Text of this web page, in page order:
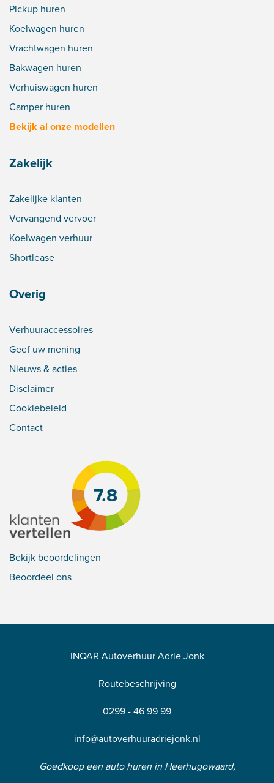
Pickup huren
Koelwagen huren
Vrachtwagen huren
Bakwagen huren
Verhuiswagen huren
Camper huren
Bekijk al onze modellen
Zakelijk
Zakelijke klanten
Vervangend vervoer
Koelwagen verhuur
Shortlease
Overig
Verhuuraccessoires
Geef uw mening
Nieuws & acties
Disclaimer
Cookiebeleid
Contact
7.8
Bekijk beoordelingen
Beoordeel ons
INQAR Autoverhuur Adrie Jonk
Routebeschrijving
0299 - 46 99 99
info@autoverhuuradriejonk.nl
Goedkoop een auto huren in Heerhugowaard,